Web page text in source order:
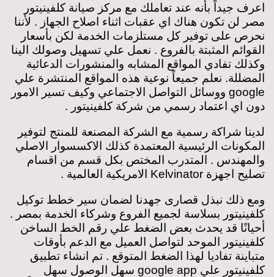
اعرف جيداً بأنه عند تعاملك مع مركز صيانة كلفينيتور
مصر لن تكون هناك اي عقبات اثناء اصلاح الجهاز . لأننا
نحرص على توفير كل مستلزمات الخدمة لكن بأسعار
القوائم المثبتة بالفروع . نعمل علي تسهيل وصولك الينا
وكذلك تفادي المواقع المشابه والمنشورات الدعائية
المضللة. نعلم جميعاً نوعية هذه المواقع المنتشرة علي
google ووسائل التواصل الاجتماعي وكيف تسير الامور
دون اي اعتماد رسمي من شركة كلفينيتور .
لدينا شراكة رسمية مع الشركة المصنعة للمنتج لتوفير
المكونات الرئيسية المعتمدة كذلك الاكسسوار الاصلي
والمهندس . المتدرب المختص بكل قسم من اقسام
تصليح اجهزة Kelvinator الامريكية العالمية .
ومع ذلك نبذل قصارى جهدنا لضمان سير خطط توكيل
كلفينيتور بسلاسة لجميع الفروع وشركاء الخدمة بمصر .
أحيانًا قد يحدث بعض الضغط علي رقم الخط الساخن
كلفينيتور الموحد لتواصل العميل مع الدعم بأوقات
متباينة تفاديا لهذا الضغط المتوقع . تم انشاء تطبيق
كلفينيتور علي google app سهل الوصول سهل